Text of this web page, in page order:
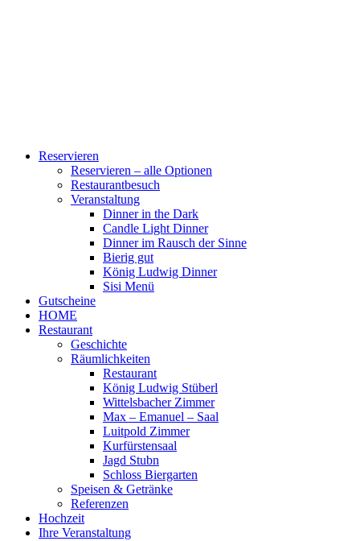
Reservieren
Reservieren – alle Optionen
Restaurantbesuch
Veranstaltung
Dinner in the Dark
Candle Light Dinner
Dinner im Rausch der Sinne
Bierig gut
König Ludwig Dinner
Sisi Menü
Gutscheine
HOME
Restaurant
Geschichte
Räumlichkeiten
Restaurant
König Ludwig Stüberl
Wittelsbacher Zimmer
Max – Emanuel – Saal
Luitpold Zimmer
Kurfürstensaal
Jagd Stubn
Schloss Biergarten
Speisen & Getränke
Referenzen
Hochzeit
Ihre Veranstaltung